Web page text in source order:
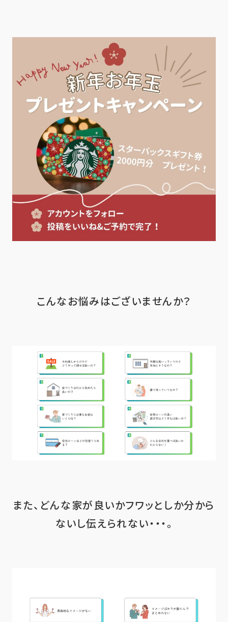
こんなお悩みはございませんか？
また、どんな家が良いかフワッとしか分から
ないし伝えられない・・・。